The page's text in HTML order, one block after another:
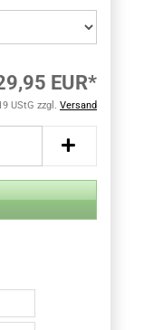
EUR*
UStG zzgl. Versand